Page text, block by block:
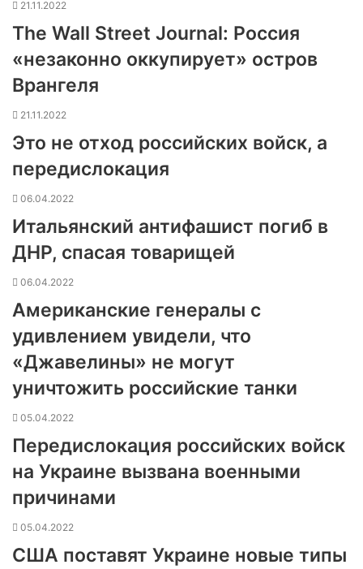
21.11.2022
The Wall Street Journal: Россия
«незаконно оккупирует» остров
Врангеля
21.11.2022
Это не отход российских войск, а
передислокация
06.04.2022
Итальянский антифашист погиб в
ДНР, спасая товарищей
06.04.2022
Американские генералы с
удивлением увидели, что
«Джавелины» не могут
уничтожить российские танки
05.04.2022
Передислокация российских войск
на Украине вызвана военными
причинами
05.04.2022
США поставят Украине новые типы